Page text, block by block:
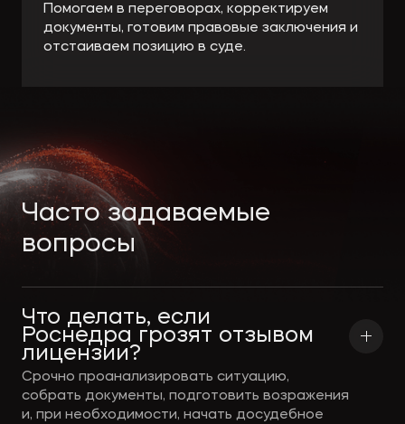
Помогаем в переговорах, корректируем
документы, готовим правовые заключения и
отстаиваем позицию в суде.
Часто задаваемые
вопросы
Что делать, если
Роснедра грозят отзывом
лицензии?
Срочно проанализировать ситуацию,
собрать документы, подготовить возражения
и, при необходимости, начать досудебное